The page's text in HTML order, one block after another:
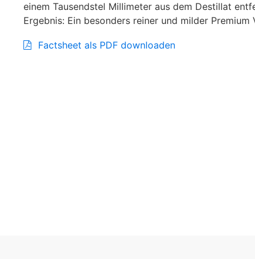
einem Tausendstel Millimeter aus dem Destillat
Ergebnis: Ein besonders reiner und milder Premium
Factsheet als PDF downloaden